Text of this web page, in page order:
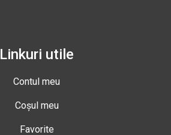
Linkuri utile
Contul meu
Coșul meu
Favorite